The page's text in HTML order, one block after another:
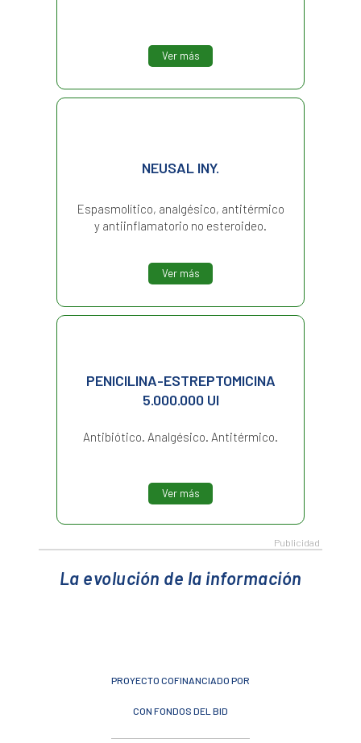
Ver más
NEUSAL INY.
Espasmolítico, analgésico, antitérmico
y antiinflamatorio no esteroideo.
Ver más
PENICILINA-ESTREPTOMICINA
5.000.000 UI
Antibiótico. Analgésico. Antitérmico.
Ver más
La evolución de la información
PROYECTO COFINANCIADO POR
CON FONDOS DEL BID